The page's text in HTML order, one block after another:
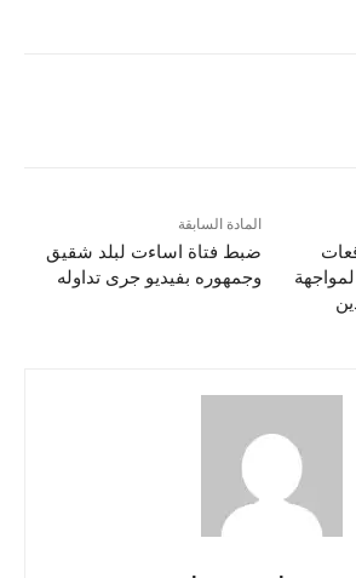
المادة السابقة
ضبط فتاة اساءت لبلد شقيق
وجمهوره بفيديو جرى تداوله